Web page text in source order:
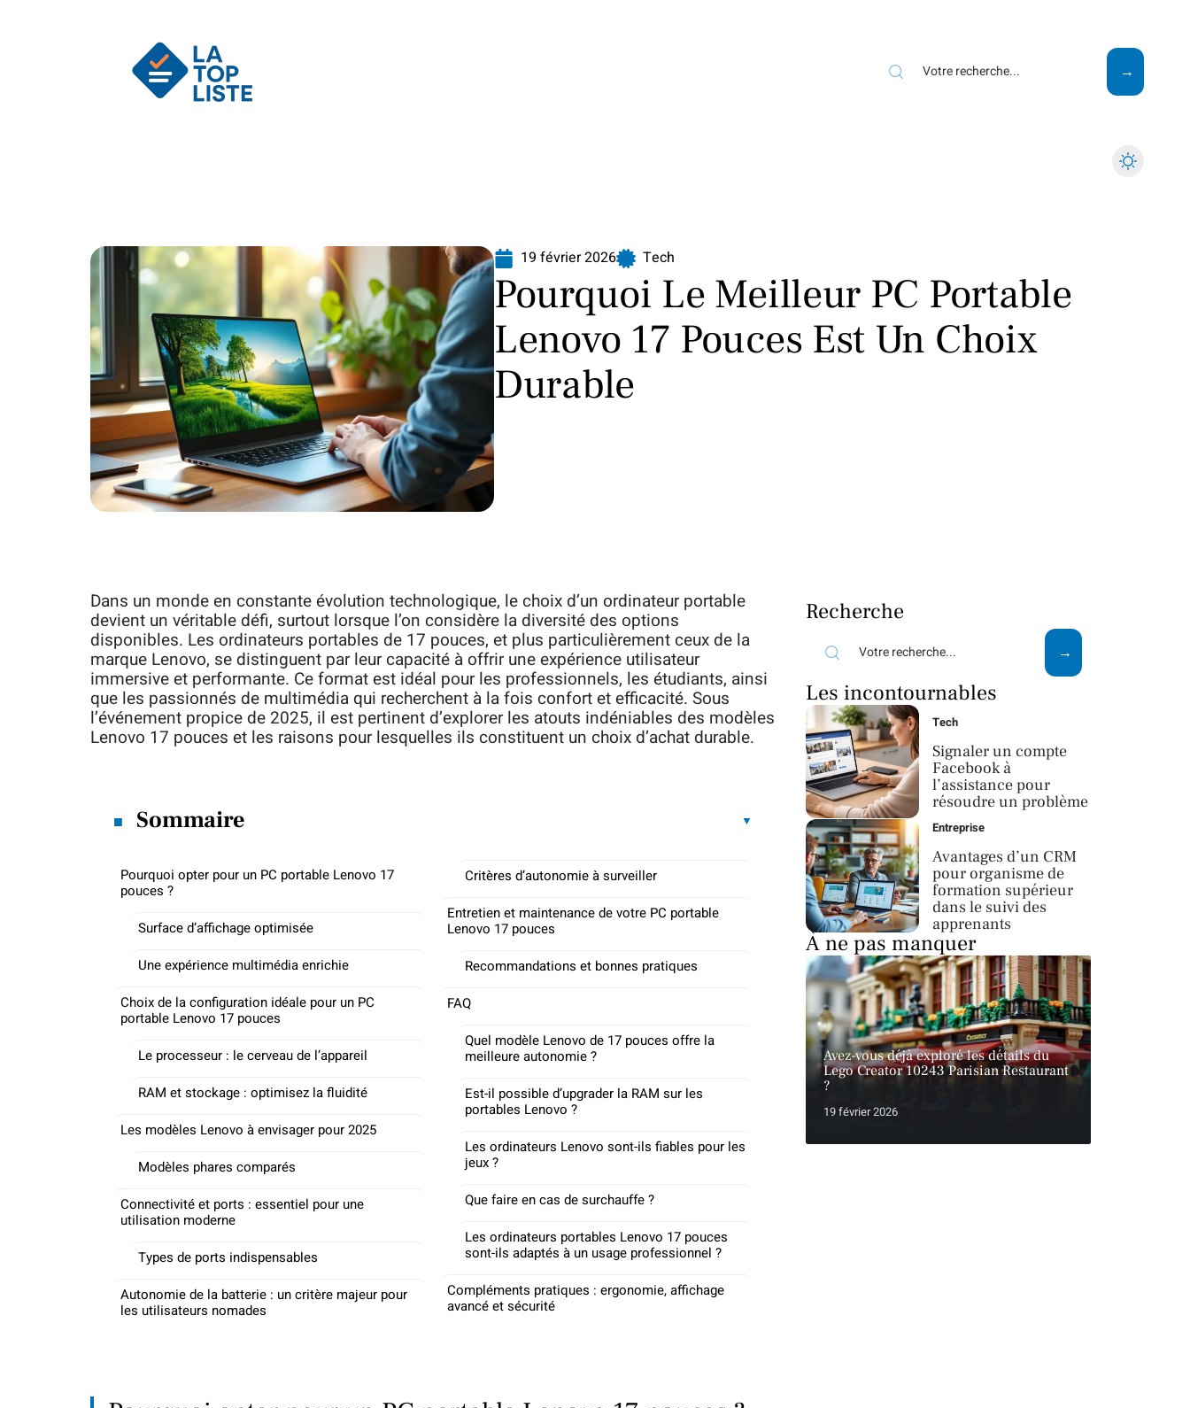
19 février 2026 Tech
Pourquoi Le Meilleur PC Portable
Lenovo 17 Pouces Est Un Choix
Durable
Dans un monde en constante évolution technologique, le choix d’un ordinateur portable
devient un véritable défi, surtout lorsque l’on considère la diversité des options
disponibles. Les ordinateurs portables de 17 pouces, et plus particulièrement ceux de la
marque Lenovo, se distinguent par leur capacité à offrir une expérience utilisateur
immersive et performante. Ce format est idéal pour les professionnels, les étudiants, ainsi
que les passionnés de multimédia qui recherchent à la fois confort et efficacité. Sous
l’événement propice de 2025, il est pertinent d’explorer les atouts indéniables des modèles
Lenovo 17 pouces et les raisons pour lesquelles ils constituent un choix d’achat durable.
Sommaire
Pourquoi opter pour un PC portable Lenovo 17
pouces ?
Surface d’affichage optimisée
Une expérience multimédia enrichie
Choix de la configuration idéale pour un PC
portable Lenovo 17 pouces
Le processeur : le cerveau de l’appareil
RAM et stockage : optimisez la fluidité
Les modèles Lenovo à envisager pour 2025
Modèles phares comparés
Connectivité et ports : essentiel pour une
utilisation moderne
Types de ports indispensables
Autonomie de la batterie : un critère majeur pour
les utilisateurs nomades
Critères d’autonomie à surveiller
Entretien et maintenance de votre PC portable
Lenovo 17 pouces
Recommandations et bonnes pratiques
FAQ
Quel modèle Lenovo de 17 pouces offre la
meilleure autonomie ?
Est-il possible d’upgrader la RAM sur les
portables Lenovo ?
Les ordinateurs Lenovo sont-ils fiables pour les
jeux ?
Que faire en cas de surchauffe ?
Les ordinateurs portables Lenovo 17 pouces
sont-ils adaptés à un usage professionnel ?
Compléments pratiques : ergonomie, affichage
avancé et sécurité
Recherche
Les incontournables
Tech
Signaler un compte
Facebook à
l’assistance pour
résoudre un problème
Entreprise
Avantages d’un CRM
pour organisme de
formation supérieur
dans le suivi des
apprenants
À ne pas manquer
Avez-vous déjà exploré les détails du
Lego Creator 10243 Parisian Restaurant
?
19 février 2026